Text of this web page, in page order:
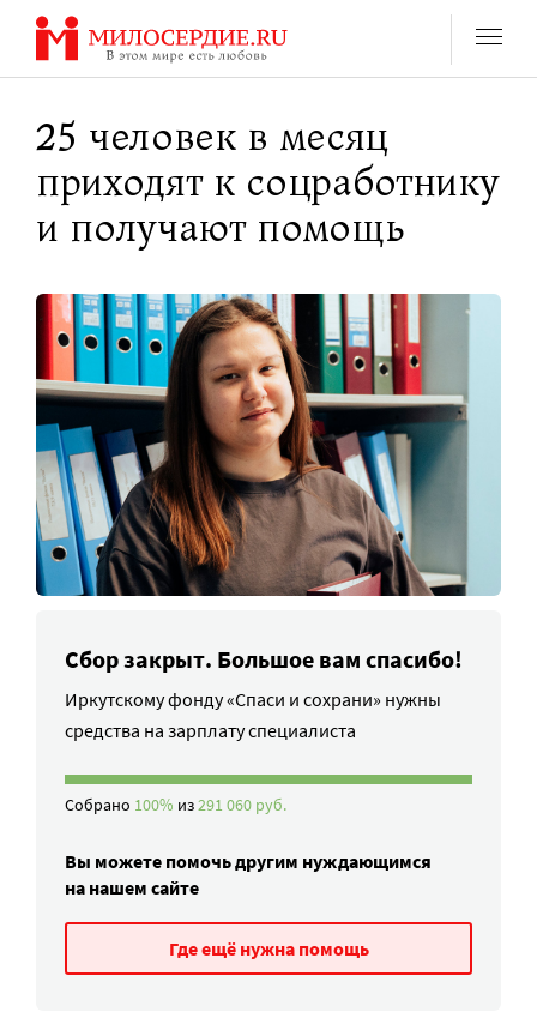
Перейти
содержанию
25 человек в месяц
приходят к соцработнику
и получают помощь
Сбор закрыт. Большое вам спасибо!
Иркутскому фонду «Спаси и сохрани» нужны
средства на зарплату специалиста
Собрано 100% из291 060 руб.
Вы можете помочь другим нуждающимся
на нашем сайте
Где ещё нужна помощь